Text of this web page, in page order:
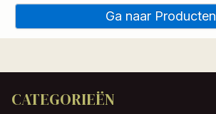
Ga naar Producten
CATEGORIEËN